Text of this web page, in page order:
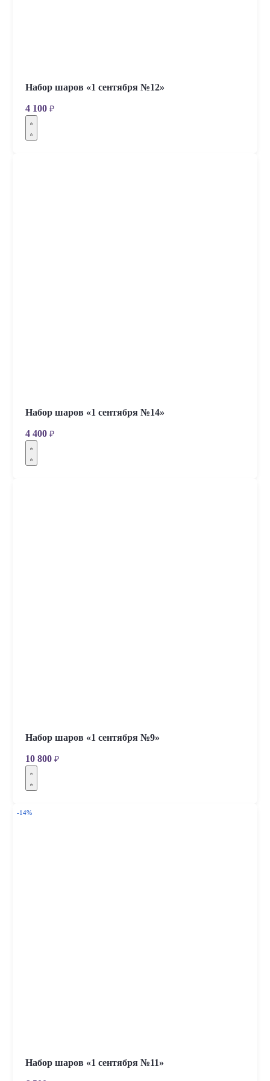
Набор шаров «1 сентября №12»
4 100 ₽
Набор шаров «1 сентября №14»
4 400 ₽
Набор шаров «1 сентября №9»
10 800 ₽
-14%
Набор шаров «1 сентября №11»